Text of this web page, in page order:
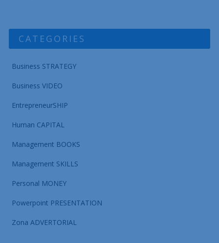
CATEGORIES
Business STRATEGY
Business VIDEO
EntrepreneurSHIP
Human CAPITAL
Management BOOKS
Management SKILLS
Personal MONEY
Powerpoint PRESENTATION
Zona ADVERTORIAL